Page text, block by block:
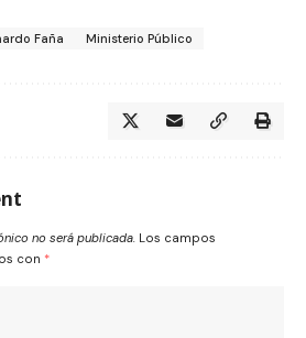
Faña Ministerio Público
no será publicada. Los campos
con *